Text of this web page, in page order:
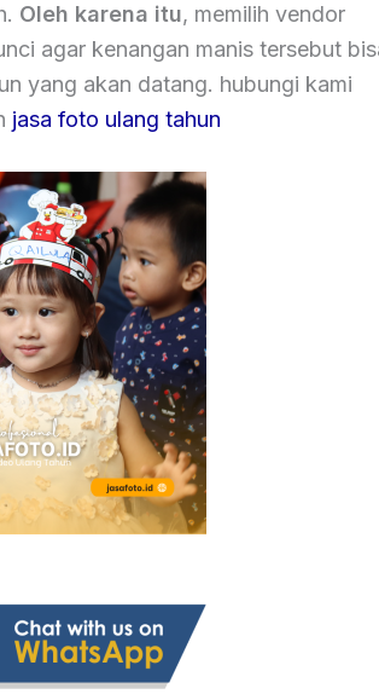
Oleh karena itu, memilih vendor
agar kenangan manis tersebut
yang akan datang. hubungi kami
jasa foto ulang tahun